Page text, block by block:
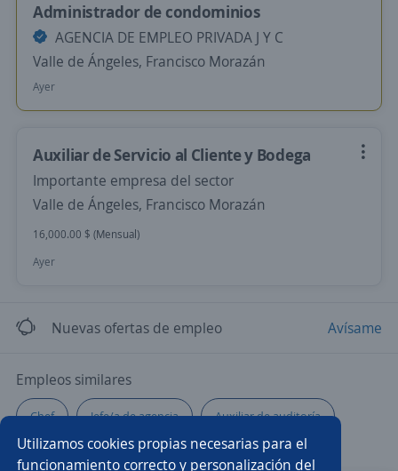
Utilizamos cookies propias necesarias para el
funcionamiento correcto y personalización del
Administrador de condominios
AGENCIA DE EMPLEO PRIVADA J Y C
Valle de Ángeles, Francisco Morazán
Ayer
Auxiliar de Servicio al Cliente y Bodega
Importante empresa del sector
Valle de Ángeles, Francisco Morazán
16,000.00 $ (Mensual)
Ayer
Nuevas ofertas de empleo Avísame
Empleos similares
Chef Jefe/a de agencia Auxiliar de auditoría
Mercaderista Especialista en selección